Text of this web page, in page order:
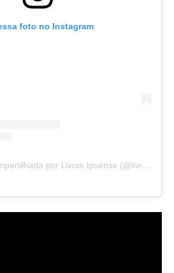
foto no Instagram
Uma publicação compartilhada por Livros Ipuense (@livraria.papelaria_ipuense)